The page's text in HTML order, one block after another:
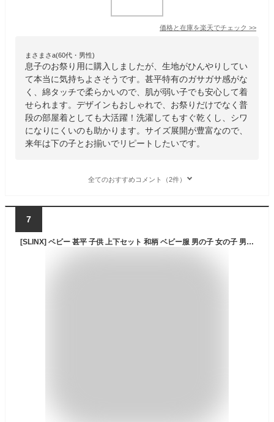
価格と在庫を楽天でチェック >>
まさまさa(60代・男性)
息子のお祭り用に購入しましたが、生地がひんやりしてい
て本当に気持ちよさそうです。甚平特有のガサガサ感がな
く、綿タッチで柔らかいので、肌が弱い子でも安心して着
せられます。デザインもおしゃれで、お祭りだけでなく普
段の部屋着としても大活躍！洗濯してもすぐ乾くし、シワ
になりにくいのも助かります。サイズ展開が豊富なので、
来年は下の子とお揃いでリピートしたいです。
全てのおすすめコメント（2件）
7
[SLINX] ベビー 甚平 子供 上下セット 和柄 ベビー服 男の子 女の子 男児 女児 じんべい 花火大会 夏祭り夏 お盆休み 夏休み セットアップ 涼しい 部屋着 パジャマ HF03 (鱗柄, 130)